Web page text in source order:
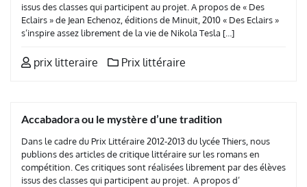
issus des classes qui participent au projet. A propos de « Des
Eclairs » de Jean Echenoz, éditions de Minuit, 2010 « Des Eclairs »
s’inspire assez librement de la vie de Nikola Tesla […]
prix litteraire Prix littéraire
Accabadora ou le mystère d’une tradition
Dans le cadre du Prix Littéraire 2012-2013 du lycée Thiers, nous
publions des articles de critique littéraire sur les romans en
compétition. Ces critiques sont réalisées librement par des élèves
issus des classes qui participent au projet. A propos d’